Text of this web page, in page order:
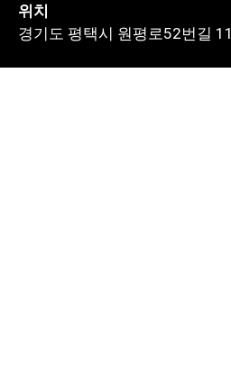
위치
경기도 평택시 원평로52번길 11